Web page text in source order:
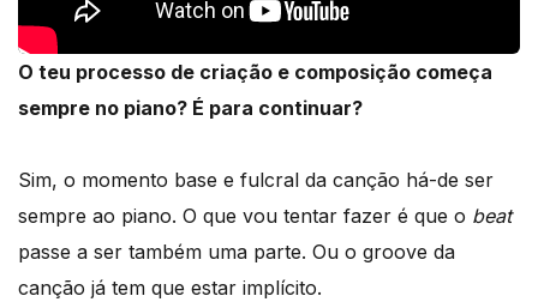
O teu processo de criação e composição começa
sempre no piano? É para continuar?
Sim, o momento base e fulcral da canção há-de ser
sempre ao piano. O que vou tentar fazer é que o beat
passe a ser também uma parte. Ou o groove da
canção já tem que estar implícito.